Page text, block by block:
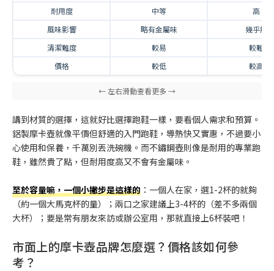
耐用度
中等
高
風味影響
略有金屬味
幾乎無
清潔難度
較易
較難
價格
較低 較高
講到材質的選擇，這就好比選擇跑鞋一樣，要看個人需求和預算。
鋁製摩卡壺就像平價但舒適的入門跑鞋，導熱快又實惠，不過要小
心使用和保養，千萬別丟洗碗機。而不鏽鋼壺則像是耐用的專業跑
鞋，雖然貴了點，但耐用度高又不會有金屬味。
至於容量嘛，一個小撇步是這樣的 ：一個人在家，選1-2杯的就夠
（約一個大馬克杯的量）；兩口之家建議上3-4杯的（差不多兩個
大杯）；要是常有朋友來訪或辦公室用，那就直接上6杯裝吧！
市面上的摩卡壺品牌怎麼選？價格該如何參
考？